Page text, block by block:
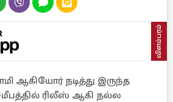
விளம்பரம்
ஆகியோர் நடித்து இருந்த
ரிலீஸ் ஆகி நல்ல